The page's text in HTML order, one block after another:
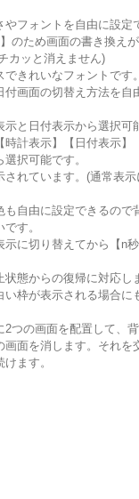
やフォントを自由に設定
のため画面の書き換えが
カッと消えません)
できれいなフォントです。
付画面の切替え方法を自
示と日付表示から選択可
時計表示】【日付表示】
選択可能です。
されています。(通常表
も自由に設定できるので
す。
示に切り替えてから【n
状態からの復帰に対応し
い枠が表示される場合に
2つの画面を配置して、
画面を消します。それを
ます。